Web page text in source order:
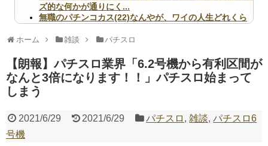
ズ的な何かが通りにく...
無職のパチンコカス(22)なんやが、ワイの人生どれくら
AngelBeats!とかいうクソアニメの思い出ｗｗｗ
ホーム 雑談 パチスロ
【朗報】パチスロ業界「6.2号機から有利区間が
なんと3倍になります！！」パチスロ始まって
しまう
2021/6/29 2021/6/29 パチスロ ,雑談,パチスロ6
号機